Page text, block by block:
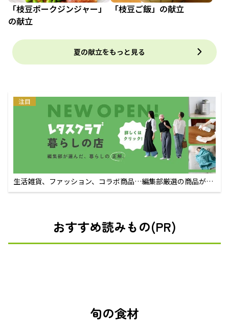
「枝豆ポークジンジャー」
の献立
「枝豆ご飯」の献立
夏の献立をもっと見る
注目
生活雑貨、ファッション、コラボ商品…編集部厳選の商品が買
えるECサイト
おすすめ読みもの(PR)
旬の食材